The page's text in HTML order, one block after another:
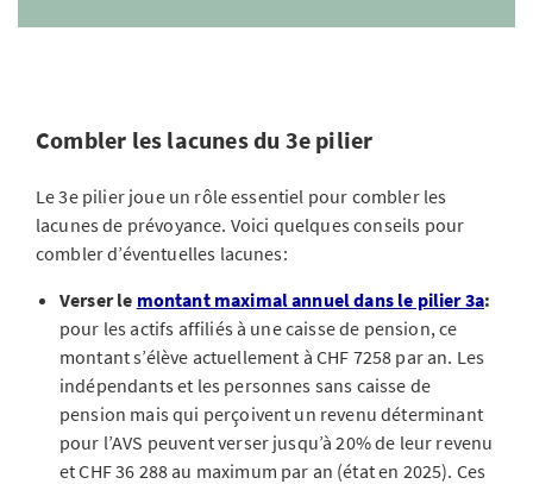
Combler les lacunes du 3e pilier
Le 3e pilier joue un rôle essentiel pour combler les
lacunes de prévoyance. Voici quelques conseils pour
combler d’éventuelles lacunes:
Verser le montant maximal annuel dans le pilier 3a:
pour les actifs affiliés à une caisse de pension, ce
montant s’élève actuellement à CHF 7258 par an. Les
indépendants et les personnes sans caisse de
pension mais qui perçoivent un revenu déterminant
pour l’AVS peuvent verser jusqu’à 20% de leur revenu
et CHF 36 288 au maximum par an (état en 2025). Ces